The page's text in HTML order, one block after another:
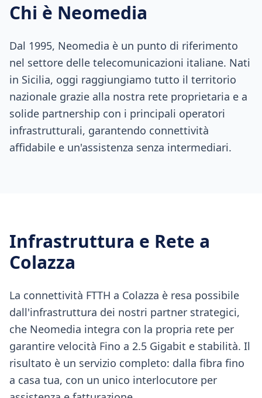
Chi è Neomedia
Dal 1995, Neomedia è un punto di riferimento
nel settore delle telecomunicazioni italiane. Nati
in Sicilia, oggi raggiungiamo tutto il territorio
nazionale grazie alla nostra rete proprietaria e a
solide partnership con i principali operatori
infrastrutturali, garantendo connettività
affidabile e un'assistenza senza intermediari.
Infrastruttura e Rete a
Colazza
La connettività FTTH a Colazza è resa possibile
dall'infrastruttura dei nostri partner strategici,
che Neomedia integra con la propria rete per
garantire velocità Fino a 2.5 Gigabit e stabilità. Il
risultato è un servizio completo: dalla fibra fino
a casa tua, con un unico interlocutore per